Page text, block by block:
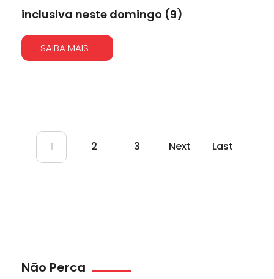
inclusiva neste domingo (9)
SAIBA MAIS
1 2 3 Next Last
Não Perca